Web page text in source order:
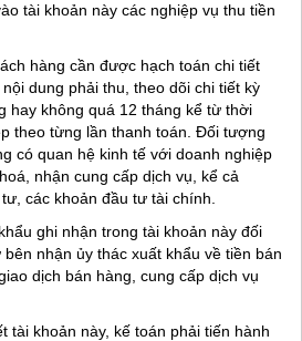
tài khoản này các nghiệp vụ thu tiền
hàng cần được hạch toán chi tiết
dung phải thu, theo dõi chi tiết kỳ
hay không quá 12 tháng kể từ thời
theo từng lần thanh toán. Đối tượng
có quan hệ kinh tế với doanh nghiệp
nhận cung cấp dịch vụ, kể cả
các khoản đầu tư tài chính.
ghi nhận trong tài khoản này đối
nhận ủy thác xuất khẩu về tiền bán
dịch bán hàng, cung cấp dịch vụ
tài khoản này, kế toán phải tiến hành